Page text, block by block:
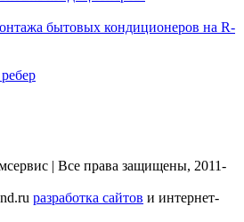
бытовых кондиционеров на R-
| Все права защищены, 2011-
разработка сайтов и интернет-